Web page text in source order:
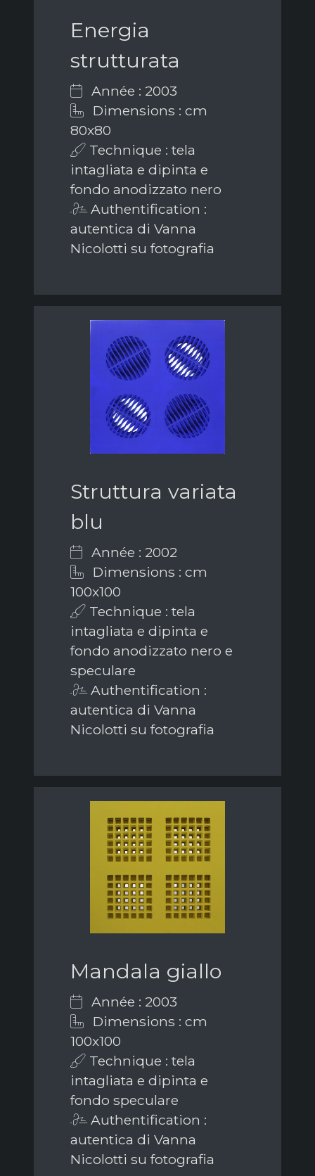
Energia
strutturata
Année : 2003
Dimensions : cm
80x80
Technique : tela
intagliata e dipinta e
fondo anodizzato nero
Authentification :
autentica di Vanna
Nicolotti su fotografia
Struttura variata
blu
Année : 2002
Dimensions : cm
100x100
Technique : tela
intagliata e dipinta e
fondo anodizzato nero e
speculare
Authentification :
autentica di Vanna
Nicolotti su fotografia
Mandala giallo
Année : 2003
Dimensions : cm
100x100
Technique : tela
intagliata e dipinta e
fondo speculare
Authentification :
autentica di Vanna
Nicolotti su fotografia